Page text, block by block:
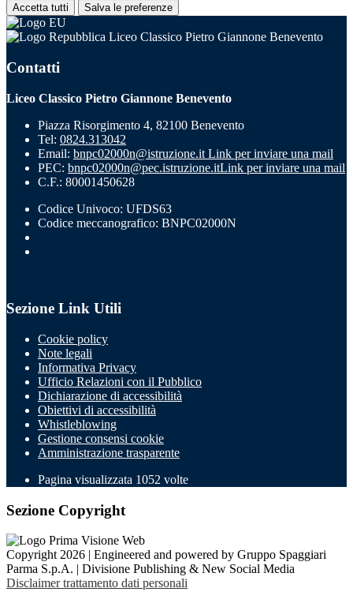
Accetta tutti Salva le preferenze
Liceo Classico Pietro Giannone Benevento
Contatti
Liceo Classico Pietro Giannone Benevento
Piazza Risorgimento 4, 82100 Benevento
Tel: 0824.313042
Email: bnpc02000n@istruzione.it Link per inviare una mail
PEC: bnpc02000n@pec.istruzione.itLink per inviare una mail
C.F.: 80001450628
Codice Univoco: UFDS63
Codice meccanografico: BNPC02000N
Sezione Link Utili
Cookie policy
Note legali
Informativa Privacy
Ufficio Relazioni con il Pubblico
Dichiarazione di accessibilità
Obiettivi di accessibilità
Whistleblowing
Gestione consensi cookie
Amministrazione trasparente
Pagina visualizzata 1052 volte
Sezione Copyright
Copyright 2026 | Engineered and powered by Gruppo Spaggiari
Parma S.p.A. | Divisione Publishing & New Social Media
Disclaimer trattamento dati personali